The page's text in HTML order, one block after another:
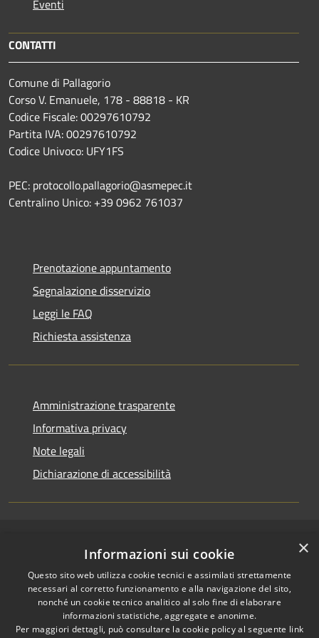
Eventi
CONTATTI
Comune di Pallagorio
Corso V. Emanuele, 178 - 88818 - KR
Codice Fiscale: 00297610792
Partita IVA: 00297610792
Codice Univoco: UFY1FS
PEC: protocollo.pallagorio@asmepec.it
Centralino Unico: +39 0962 761037
Prenotazione appuntamento
Segnalazione disservizio
Leggi le FAQ
Richiesta assistenza
Amministrazione trasparente
Informativa privacy
Note legali
Dichiarazione di accessibilità
Privacy
Cookie
Mappa del sito
Firma digitale
Copyright © 2026 • Comune di
Pallagorio • Powered by
Municipium•Accesso
redazione
×
Informazioni sui cookie
Questo sito web utilizza cookie tecnici e assimilati strettamente
necessari al corretto funzionamento e alla navigazione del sito,
nonché un cookie tecnico analitico al solo fine di elaborare
informazioni statistiche, aggregate e anonime.
Per maggiori dettagli, può consultare la cookie policy al seguente link